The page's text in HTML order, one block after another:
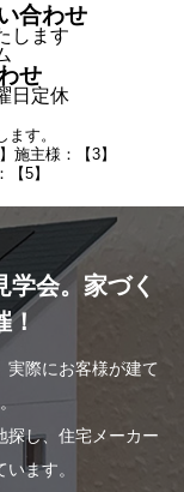
合わせ
します
せ
日定休
す。
施主様：【3】
5】
会。家づく
実際にお客様が建て
探し、住宅メーカー
ます。